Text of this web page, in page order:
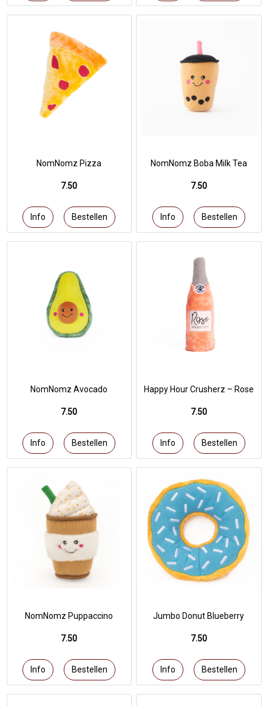
NomNomz Pizza
7.50
NomNomz Boba Milk Tea
7.50
NomNomz Avocado
7.50
Happy Hour Crusherz – Rose
7.50
NomNomz Puppaccino
7.50
Jumbo Donut Blueberry
7.50